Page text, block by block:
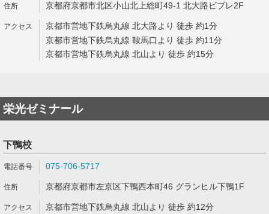
京都府京都市北区小山北上総町49-1 北大路ビブレ2F
京都市営地下鉄烏丸線 北大路より 徒歩 約1分
京都市営地下鉄烏丸線 鞍馬口より 徒歩 約11分
京都市営地下鉄烏丸線 北山より 徒歩 約15分
栄光ゼミナール
下鴨校
075-706-5717
京都府京都市左京区下鴨西本町46 グランヒル下鴨1F
京都市営地下鉄烏丸線 北山より 徒歩 約12分